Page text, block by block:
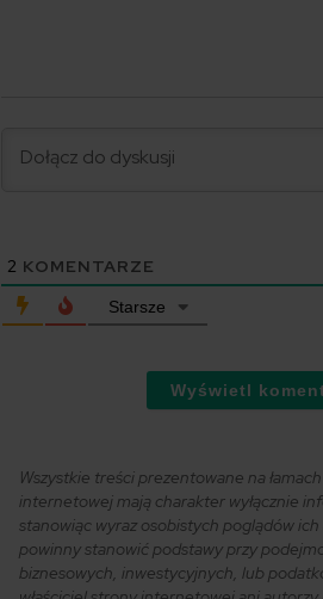
2 KOMENTARZE
Starsze
Wyświetl
Wszystkie treści prezentowane na
internetowej mają charakter wyłącznie
stanowiąc wyraz osobistych poglądów
powinny stanowić podstawy przy
biznesowych, inwestycyjnych, lub